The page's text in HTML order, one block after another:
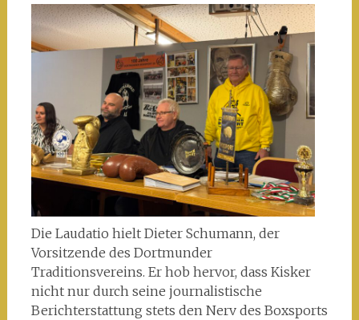
Die Laudatio hielt Dieter Schumann, der
Vorsitzende des Dortmunder
Traditionsvereins. Er hob hervor, dass Kisker
nicht nur durch seine journalistische
Berichterstattung stets den Nerv des Boxsports